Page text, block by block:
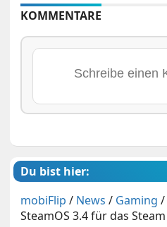
KOMMENTARE
Du bist hier:
mobiFlip / News / Gaming
SteamOS 3.4 für das